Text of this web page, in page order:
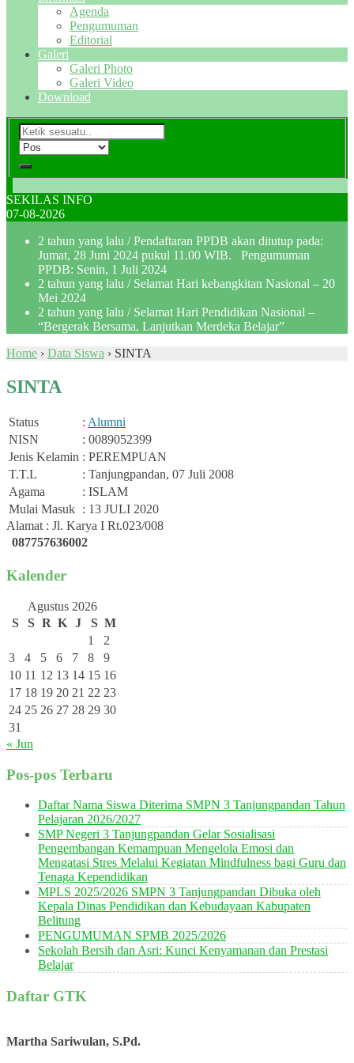
Agenda
Pengumuman
Editorial
Galeri
Galeri Photo
Galeri Video
Download
SEKILAS INFO
07-08-2026
2 tahun yang lalu / Pendaftaran PPDB akan ditutup pada:
Jumat, 28 Juni 2024 pukul 11.00 WIB. Pengumuman
PPDB: Senin, 1 Juli 2024
2 tahun yang lalu / Selamat Hari kebangkitan Nasional – 20
Mei 2024
2 tahun yang lalu / Selamat Hari Pendidikan Nasional –
“Bergerak Bersama, Lanjutkan Merdeka Belajar”
Home › Data Siswa › SINTA
SINTA
Status : Alumni
NISN
: 0089052399
Jenis Kelamin : PEREMPUAN
T.T.L
: Tanjungpandan, 07 Juli 2008
Agama
: ISLAM
Mulai Masuk : 13 JULI 2020
Alamat : Jl. Karya I Rt.023/008
087757636002
Kalender
Agustus 2026
S
S R K J S M
1
2
3
4 5 6 7 8
9
10 11 12 13 14 15 16
17 18 19 20 21 22 23
24 25 26 27 28 29 30
31
« Jun
Pos-pos Terbaru
Daftar Nama Siswa Diterima SMPN 3 Tanjungpandan Tahun
Pelajaran 2026/2027
SMP Negeri 3 Tanjungpandan Gelar Sosialisasi
Pengembangan Kemampuan Mengelola Emosi dan
Mengatasi Stres Melalui Kegiatan Mindfulness bagi Guru dan
Tenaga Kependidikan
MPLS 2025/2026 SMPN 3 Tanjungpandan Dibuka oleh
Kepala Dinas Pendidikan dan Kebudayaan Kabupaten
Belitung
PENGUMUMAN SPMB 2025/2026
Sekolah Bersih dan Asri: Kunci Kenyamanan dan Prestasi
Belajar
Daftar GTK
Martha Sariwulan, S.Pd.